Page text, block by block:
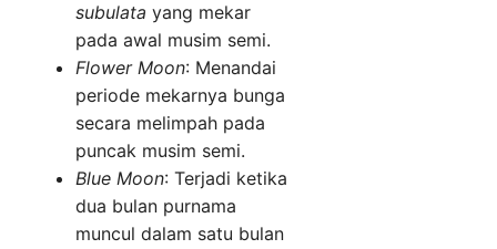
subulata yang mekar
pada awal musim semi.
Flower Moon: Menandai
periode mekarnya bunga
secara melimpah pada
puncak musim semi.
Blue Moon: Terjadi ketika
dua bulan purnama
muncul dalam satu bulan